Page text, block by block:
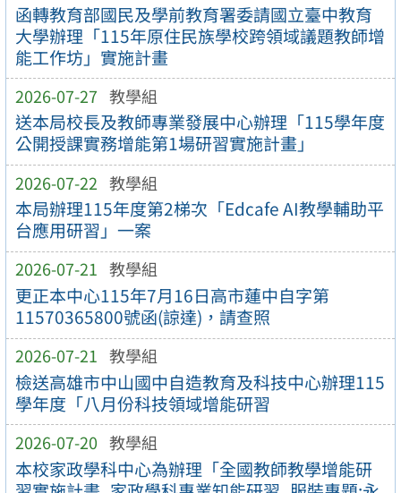
函轉教育部國民及學前教育署委請國立臺中教育
大學辦理「115年原住民族學校跨領域議題教師增
能工作坊」實施計畫
2026-07-27 教學組
送本局校長及教師專業發展中心辦理「115學年度
公開授課實務增能第1場研習實施計畫」
2026-07-22 教學組
本局辦理115年度第2梯次「Edcafe AI教學輔助平
台應用研習」一案
2026-07-21 教學組
更正本中心115年7月16日高市蓮中自字第
11570365800號函(諒達)，請查照
2026-07-21 教學組
檢送高雄市中山國中自造教育及科技中心辦理115
學年度「八月份科技領域增能研習
2026-07-20 教學組
本校家政學科中心為辦理「全國教師教學增能研